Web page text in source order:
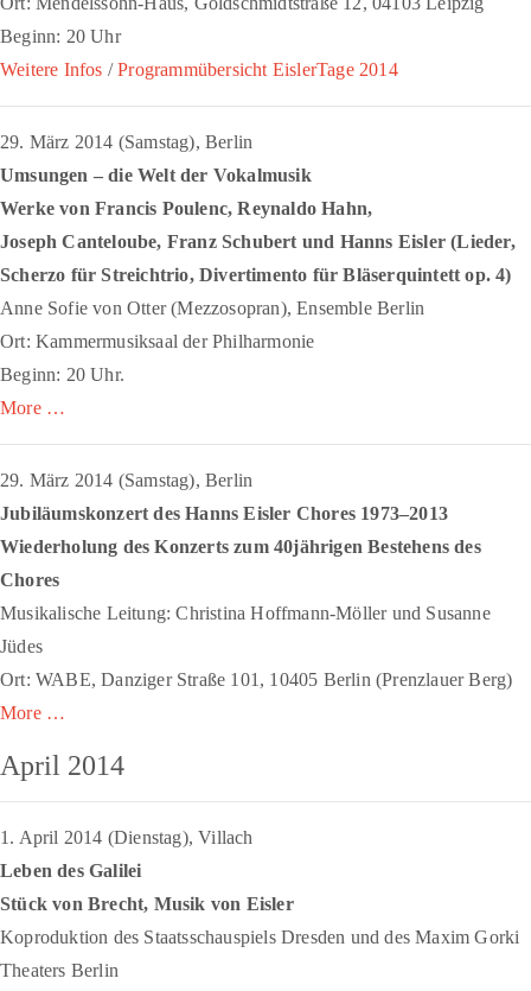
Beginn: 20 Uhr
Weitere Infos /Programmübersicht EislerTage 2014
29. März 2014 (Samstag), Berlin
Umsungen – die Welt der Vokalmusik
Werke von Francis Poulenc, Reynaldo Hahn,
Joseph Canteloube, Franz Schubert und Hanns Eisler (Lieder,
Scherzo für Streichtrio,Divertimento für Bläserquintett op. 4)
Anne Sofie von Otter (Mezzosopran), Ensemble Berlin
Ort: Kammermusiksaal der Philharmonie
Beginn: 20 Uhr.
More …
29. März 2014 (Samstag), Berlin
Jubiläumskonzert des Hanns Eisler Chores 1973–2013
Wiederholung des Konzerts zum 40jährigen Bestehens des
Chores
Musikalische Leitung: Christina Hoffmann-Möller und Susanne
Jüdes
Ort: WABE, Danziger Straße 101, 10405 Berlin (Prenzlauer Berg)
More …
April 2014
1. April 2014 (Dienstag), Villach
Leben des Galilei
Stück von Brecht, Musik von Eisler
Koproduktion des Staatsschauspiels Dresden und des Maxim Gorki
Theaters Berlin